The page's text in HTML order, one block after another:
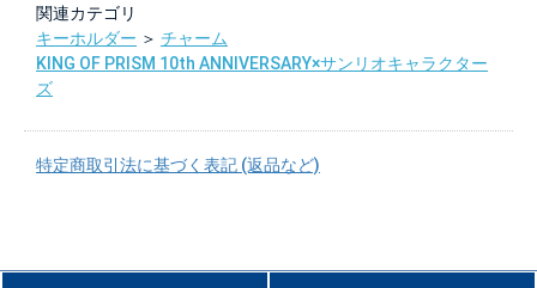
関連カテゴリ
キーホルダー ＞ チャーム
KING OF PRISM 10th ANNIVERSARY×サンリオキャラクター
ズ
特定商取引法に基づく表記 (返品など)